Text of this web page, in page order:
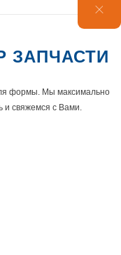
ЗАПЧАСТИ
формы. Мы максимально
и свяжемся с Вами.